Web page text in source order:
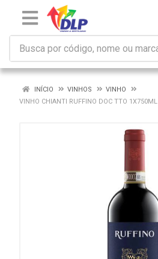
INÍCIO VINHOS
VINHO
VINHO CHIANTI RUFFINO DOC TTO 1X750ML